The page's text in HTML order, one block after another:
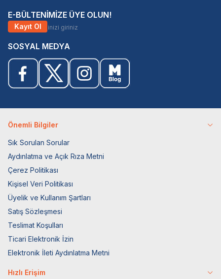
E-BÜLTENİMİZE ÜYE OLUN!
Kayıt Ol
SOSYAL MEDYA
Önemli Bilgiler
Sık Sorulan Sorular
Aydınlatma ve Açık Rıza Metni
Çerez Politikası
Kişisel Veri Politikası
Üyelik ve Kullanım Şartları
Satış Sözleşmesi
Teslimat Koşulları
Ticari Elektronik İzin
Elektronik İleti Aydınlatma Metni
Hızlı Erişim